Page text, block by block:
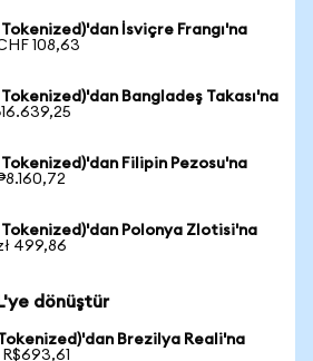
İsviçre Frangı'na
108,63
Bangladeş Takası'na
Filipin Pezosu'na
Polonya Zlotisi'na
499,86
dönüştür
Brezilya Reali'na